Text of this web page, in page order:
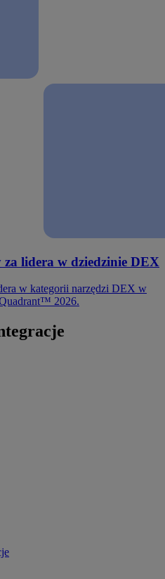
za lidera w dziedzinie DEX
w kategorii narzędzi DEX w
2026.